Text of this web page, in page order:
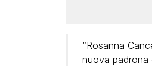
“Rosanna
nuova padrona